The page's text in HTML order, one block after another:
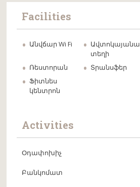
Facilities
Անվճար Wi Fi
Ավտոկայանա
տեղի
Ռեստորան
Տրանսֆեր
Ֆիտնես
կենտրոն
Activities
Օդափոխիչ
Բանկոմատ